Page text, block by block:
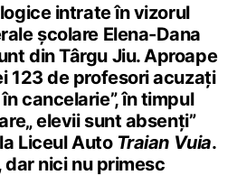
intrate în vizorul
școlare Elena-Dana
din Târgu Jiu. Aproape
123 de profesori acuzați
cancelarie”, în timpul
elevii sunt absenți”
Liceul Auto Traian Vuia.
dar nici nu primesc